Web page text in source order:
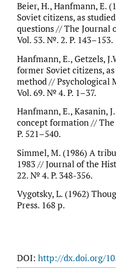
Beier, H., Hanfmann, E.
Soviet citizens, as
questions // The Journal
Vol. 53. №. 2. P. 143–153.
Hanfmann, E., Getzels,
former Soviet citizens,
method // Psychological
Vol. 69. № 4. P. 1–37.
Hanfmann, E., Kasanin,
concept formation // The
P. 521–540.
Simmel, M. (1986) A
1983 // Journal of the
22. № 4. P. 348-356.
Vygotsky, L. (1962)
Press. 168 p.
DOI: http://dx.doi.org/